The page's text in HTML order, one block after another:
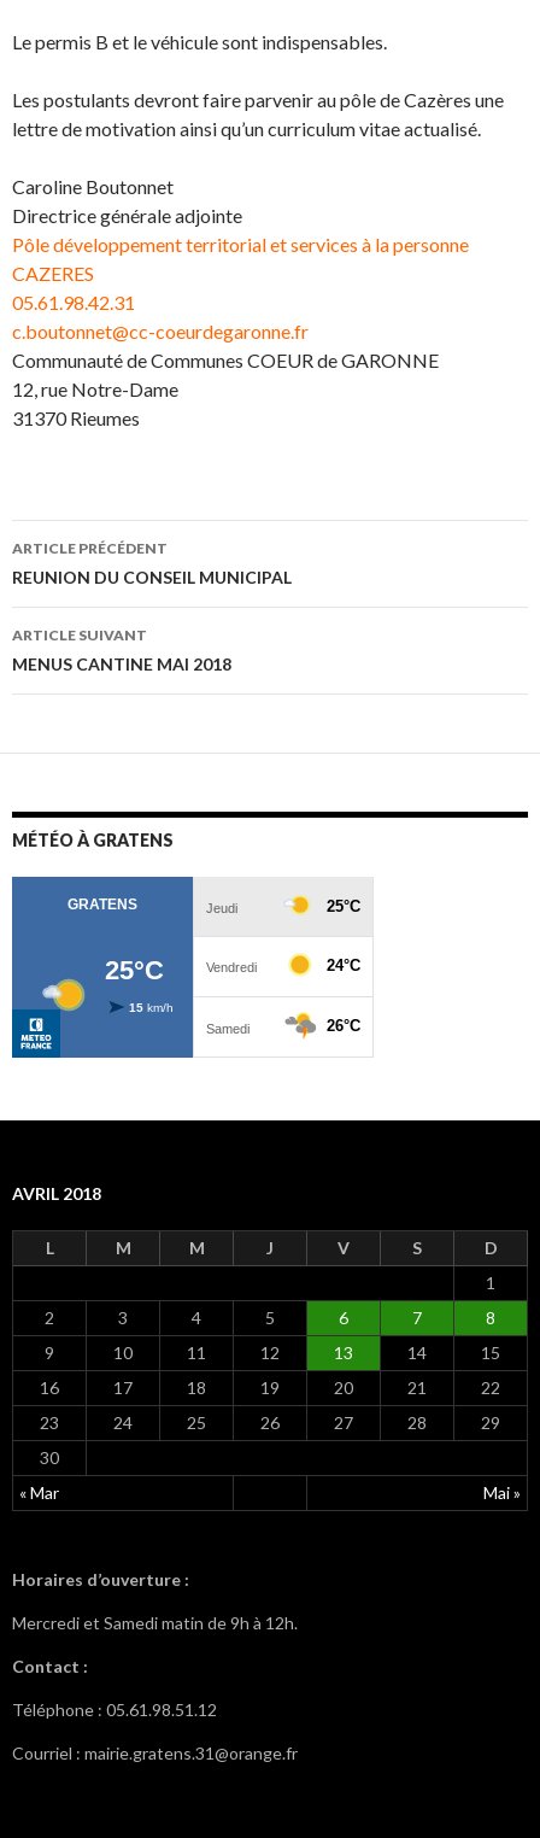
Le permis B et le véhicule sont indispensables.
Les postulants devront faire parvenir au pôle de Cazères une
lettre de motivation ainsi qu’un curriculum vitae actualisé.
Caroline Boutonnet
Directrice générale adjointe
Pôle développement territorial et services à la personne
CAZERES
05.61.98.42.31
c.boutonnet@cc-coeurdegaronne.fr
Communauté de Communes COEUR de GARONNE
12, rue Notre-Dame
31370 Rieumes
Navigation
des
articles
ARTICLE PRÉCÉDENT
REUNION DU CONSEIL MUNICIPAL
ARTICLE SUIVANT
MENUS CANTINE MAI 2018
MÉTÉO À GRATENS
AVRIL 2018
L M M J V S D
« Mar Mai »
1
2
3 4 5 6 7
8
9
10 11 12 13 14
15
16
17 18 19 20 21
22
23
24 25 26 27 28
29
30
Horaires d’ouverture :
Mercredi et Samedi matin de 9h à 12h.
Contact :
Téléphone : 05.61.98.51.12
Courriel : mairie.gratens.31@orange.fr